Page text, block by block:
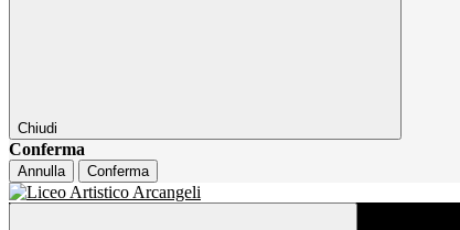
Chiudi
Conferma
Annulla Conferma